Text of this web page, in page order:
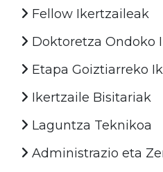
Fellow Ikertzaileak
Doktoretza Ondoko
Etapa Goiztiarreko
Ikertzaile Bisitariak
Laguntza Teknikoa
Administrazio eta